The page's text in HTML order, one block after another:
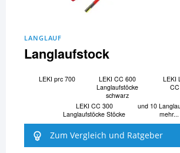
LANGLAUF
Langlaufstock
LEKI prc 700
LEKI CC 600
Langlaufstöcke
schwarz
LEKI
LEKI CC 300
Langlaufstöcke Stöcke
und 10
mehr...
Zum Vergleich und Ratgeber